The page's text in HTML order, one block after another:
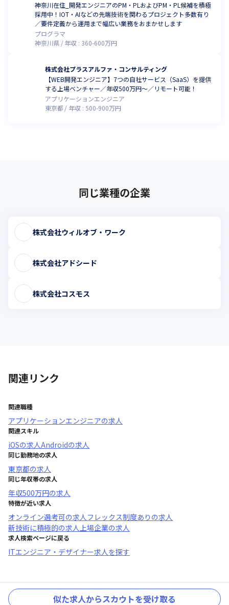
神奈川在住_開発エンジニアのPM・PLおよびPM・PL候補を積極
採用中！IOT・AIなどの先端技術を関わるプロジェクト多数有り
／要件定義から運用まで幅広い業務をおまかせします
プログラマ
神奈川県
年収 : 360-600万円
株式会社プラスアルファ・コンサルティング
【WEB開発エンジニア】7つの自社サービス（SaaS）を提供
する上場ベンチャー／年収500万円〜／リモート可能！
アプリケーションエンジニア
東京都
年収 : 500-900万円
同じ業種の企業
株式会社ウィルオブ・ワーク
株式会社アドシード
株式会社コスモス
関連リンク
関連職種
アプリケーションエンジニアの求人
関連スキル
iOSの求人Androidの求人
同じ勤務地の求人
東京都の求人
同じ年収帯の求人
年収500万円の求人
特徴が近い求人
オンライン選考可の求人フレックス制度あり の求人
新技術に積極的の求人上場企業の求人
求人検索ページに戻る
ITエンジニア・デザイナー求人を探す
似た求人からスカウトを受け取る